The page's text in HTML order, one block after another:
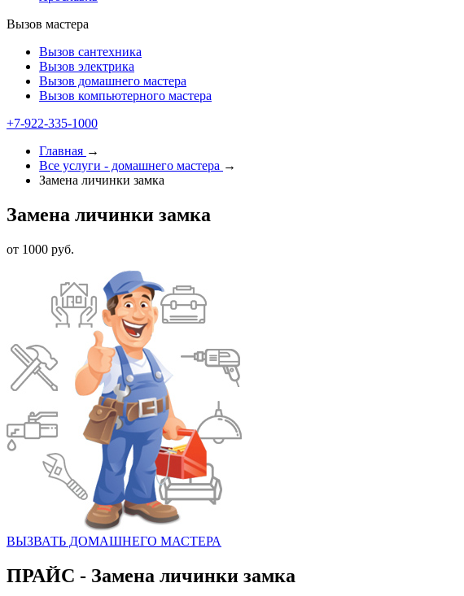
Вызов мастера
Вызов сантехника
Вызов электрика
Вызов домашнего мастера
Вызов компьютерного мастера
+7-922-335-1000
Главная →
Все услуги - домашнего мастера →
Замена личинки замка
Замена личинки замка
от 1000 руб.
ВЫЗВАТЬ ДОМАШНЕГО МАСТЕРА
ПРАЙС - Замена личинки замка